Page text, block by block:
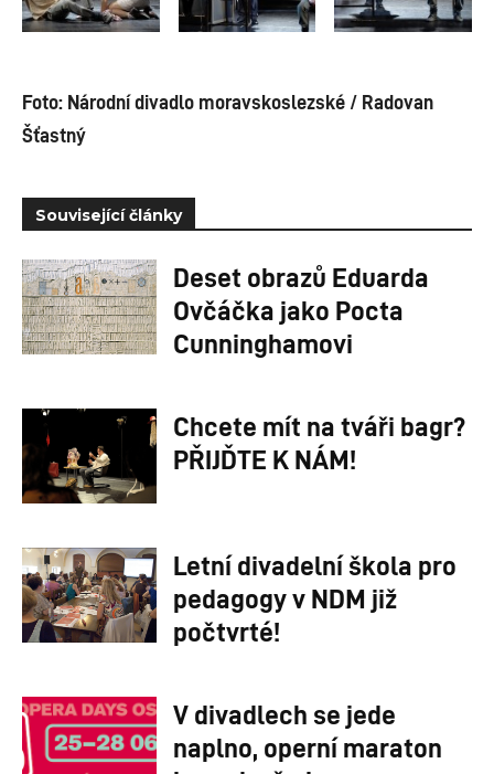
Foto: Národní divadlo moravskoslezské / Radovan
Šťastný
Související články
Deset obrazů Eduarda
Ovčáčka jako Pocta
Cunninghamovi
Chcete mít na tváři bagr?
PŘIJĎTE K NÁM!
Letní divadelní škola pro
pedagogy v NDM již
počtvrté!
V divadlech se jede
naplno, operní maraton